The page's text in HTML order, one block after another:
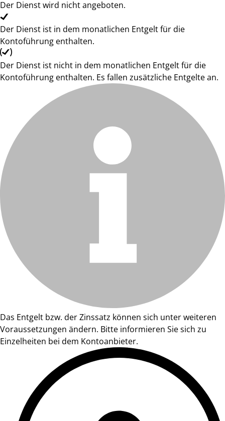
Der Dienst wird nicht angeboten.
Der Dienst ist in dem monatlichen Entgelt für die
Kontoführung enthalten.
Der Dienst ist nicht in dem monatlichen Entgelt für die
Kontoführung enthalten. Es fallen zusätzliche Entgelte an.
Das Entgelt bzw. der Zinssatz können sich unter weiteren
Voraussetzungen ändern. Bitte informieren Sie sich zu
Einzelheiten bei dem Kontoanbieter.